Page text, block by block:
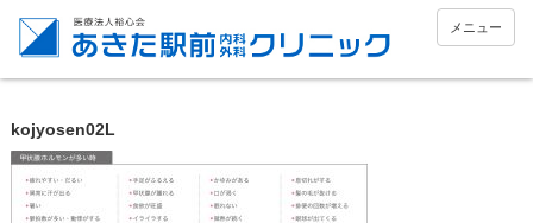
メニュー
kojyosen02L